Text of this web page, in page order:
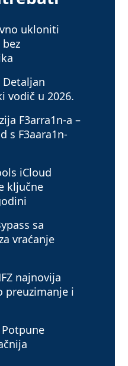
ukloniti
Detaljan
vodič u 2026.
F3arra1n-a –
s F3aara1n-
iCloud
ključne
sa
vraćanje
najnovija
preuzimanje i